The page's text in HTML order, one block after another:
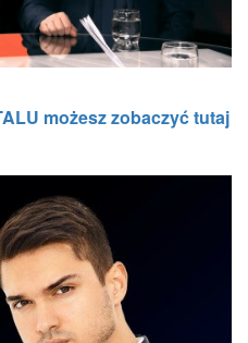
możesz zobaczyć tutaj